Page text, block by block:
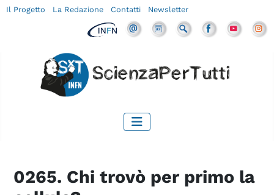
Il Progetto La Redazione Contatti Newsletter
0265. Chi trovò per primo la